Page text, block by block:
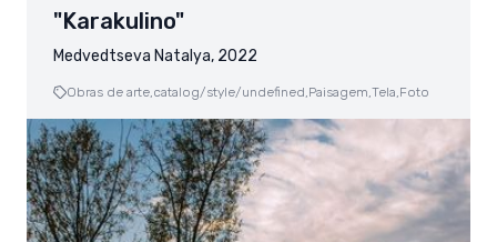
"Karakulino"
Medvedtseva Natalya, 2022
Obras de arte, catalog/style/undefined, Paisagem, Tela, Foto